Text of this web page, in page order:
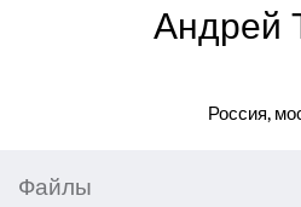
Андрей
Россия,
Файлы